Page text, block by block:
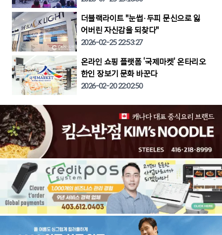
더블랙라이트 "눈썹·두피 문신으로 잃
어버린 자신감을 되찾다"
2026-02-25 22:53:27
온라인 쇼핑 플랫폼 ‘국제마켓’ 온타리오
한인 장보기 문화 바꾼다
2026-02-20 22:02:50